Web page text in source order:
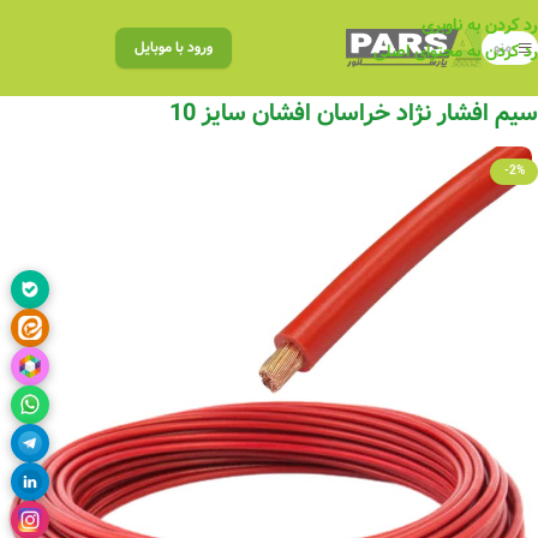
رد کردن به ناوبری
رد کردن به محتوای اصلی
منو ورود با موبایل
سیم افشار نژاد خراسان افشان سایز 10
-2%